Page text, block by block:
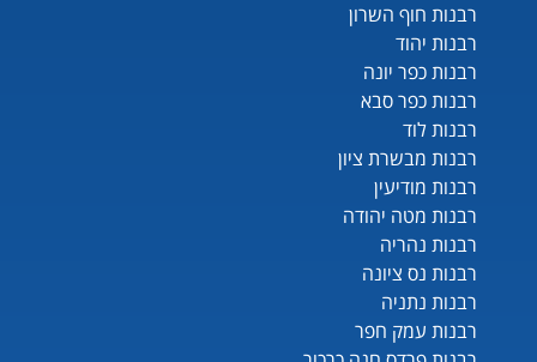
רבנות חוף השרון
רבנות יהוד
רבנות כפר יונה
רבנות כפר סבא
רבנות לוד
רבנות מבשרת ציון
רבנות מודיעין
רבנות מטה יהודה
רבנות נהריה
רבנות נס ציונה
רבנות נתניה
רבנות עמק חפר